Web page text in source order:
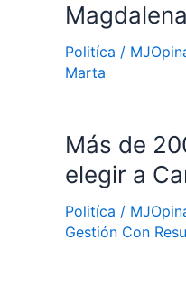
Politíca /
Marta
Más de
elegir a
Politíca /
Gestión Con